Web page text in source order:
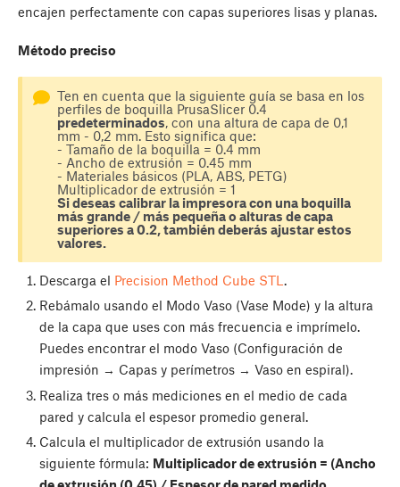
encajen perfectamente con capas superiores lisas y planas.
Método preciso
Ten en cuenta que la siguiente guía se basa en los
perfiles de boquilla PrusaSlicer 0.4
predeterminados, con una altura de capa de 0,1
mm - 0,2 mm. Esto significa que:
- Tamaño de la boquilla = 0.4 mm
- Ancho de extrusión = 0.45 mm
- Materiales básicos (PLA, ABS, PETG)
Multiplicador de extrusión = 1
Si deseas calibrar la impresora con una boquilla
más grande / más pequeña o alturas de capa
superiores a 0.2, también deberás ajustar estos
valores.
Descarga el Precision Method Cube STL .
Rebámalo usando el Modo Vaso (Vase Mode) y la altura
de la capa que uses con más frecuencia e imprímelo.
Puedes encontrar el modo Vaso (Configuración de
impresión → Capas y perímetros → Vaso en espiral).
Realiza tres o más mediciones en el medio de cada
pared y calcula el espesor promedio general.
Calcula el multiplicador de extrusión usando la
siguiente fórmula: Multiplicador de extrusión = (Ancho